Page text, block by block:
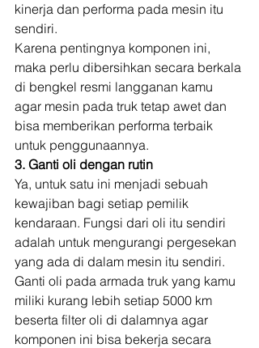
kinerja dan performa pada mesin itu
sendiri.
Karena pentingnya komponen ini,
maka perlu dibersihkan secara berkala
di bengkel resmi langganan kamu
agar mesin pada truk tetap awet dan
bisa memberikan performa terbaik
untuk penggunaannya.
3. Ganti oli dengan rutin
Ya, untuk satu ini menjadi sebuah
kewajiban bagi setiap pemilik
kendaraan. Fungsi dari oli itu sendiri
adalah untuk mengurangi pergesekan
yang ada di dalam mesin itu sendiri.
Ganti oli pada armada truk yang kamu
miliki kurang lebih setiap 5000 km
beserta filter oli di dalamnya agar
komponen ini bisa bekerja secara